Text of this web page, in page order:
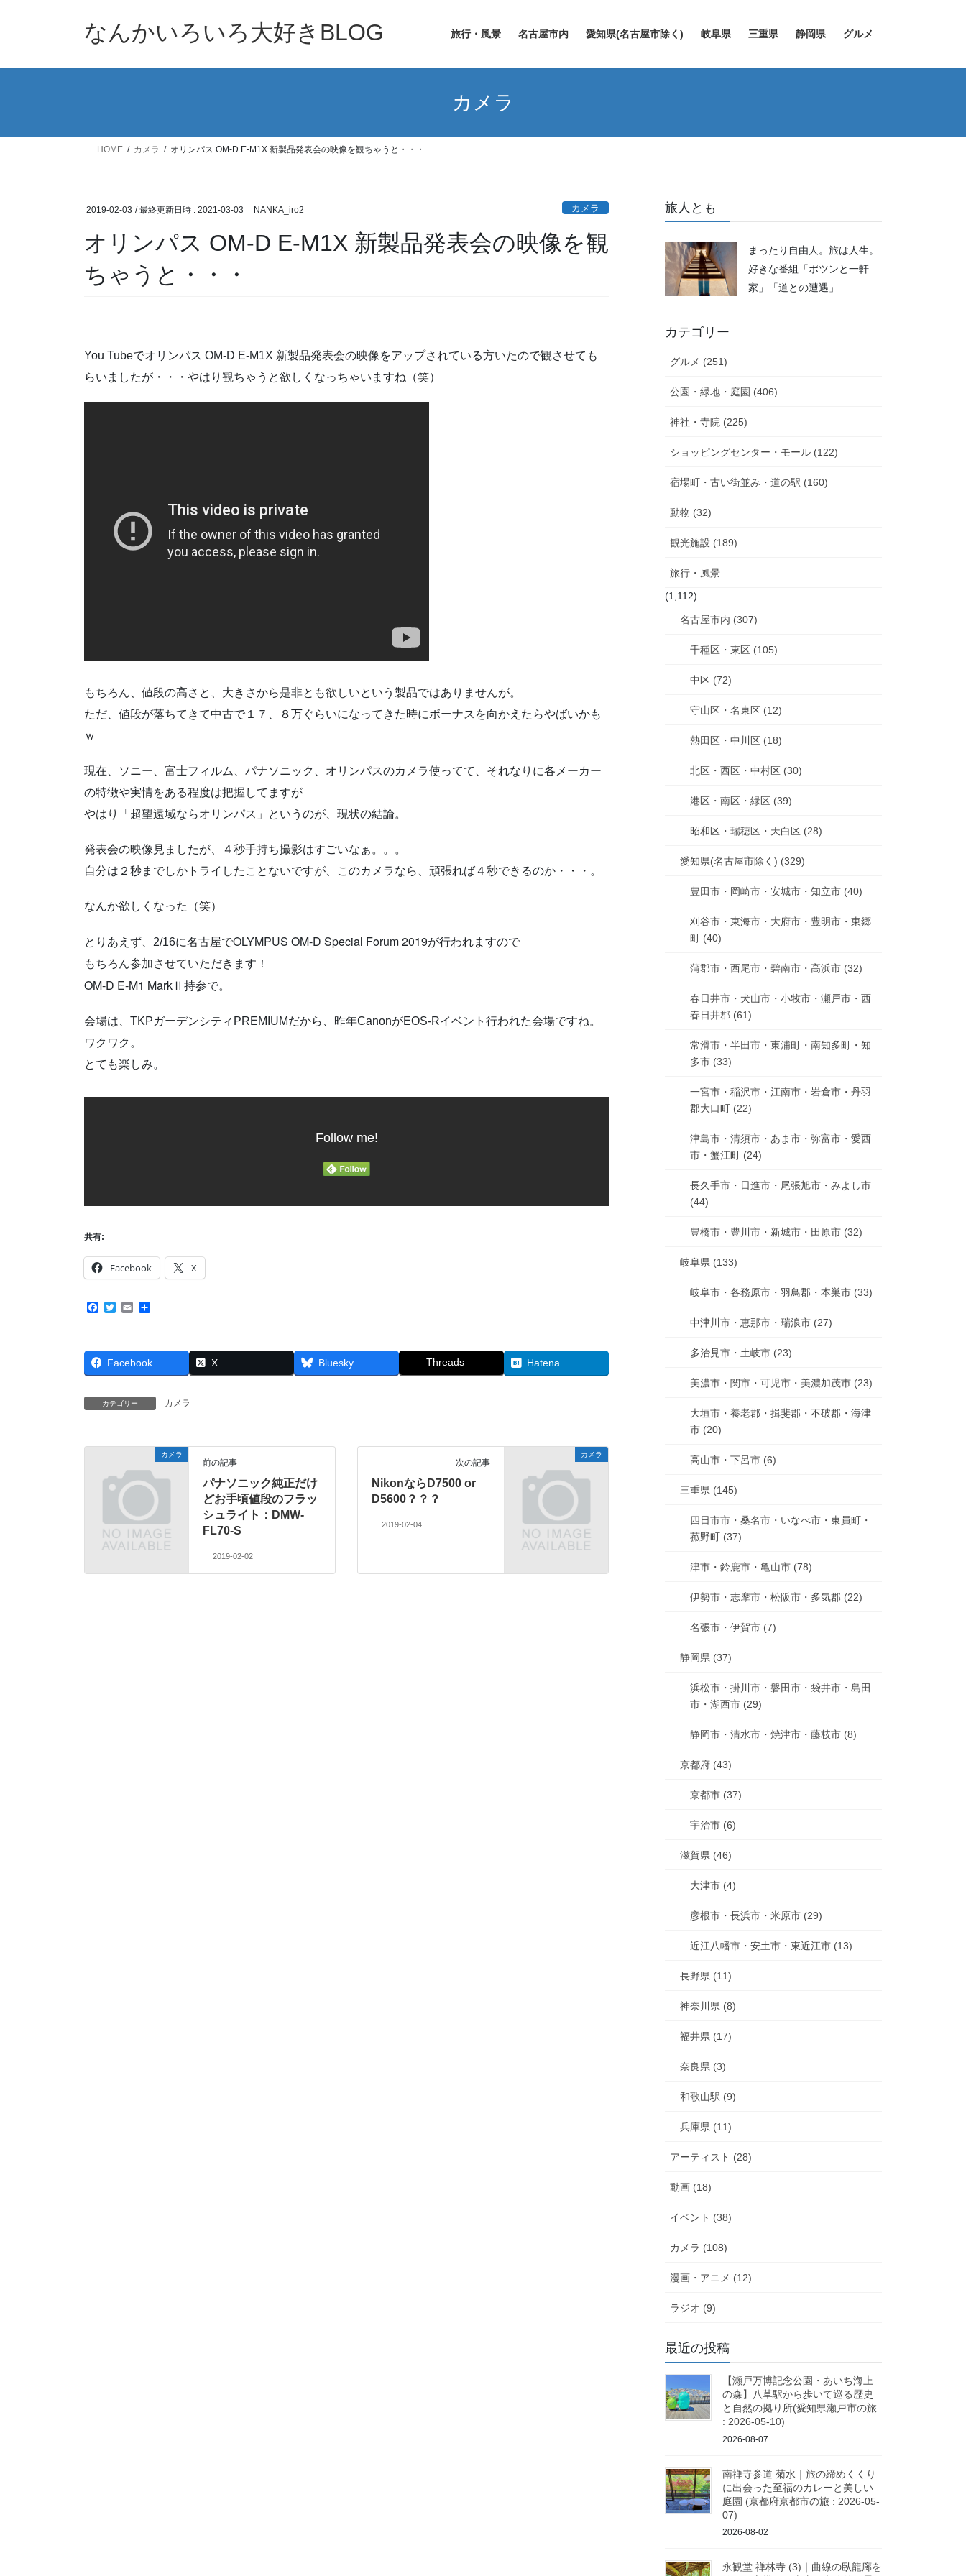
なんかいろいろ大好きBLOG 旅行・風景 名古屋市内 愛知県(名古屋市除く) 岐阜県 三重県 静岡県 グルメ
カメラ
HOME カメラ オリンパス OM-D E-M1X 新製品発表会の映像を観ちゃうと・・・
2019-02-03 / 最終更新日時 : 2021-03-03 NANKA_iro2 カメラ
オリンパス OM-D E-M1X 新製品発表会の映像を観
ちゃうと・・・
You Tubeでオリンパス OM-D E-M1X 新製品発表会の映像をアップされている方いたので観させても
らいましたが・・・やはり観ちゃうと欲しくなっちゃいますね（笑）
もちろん、値段の高さと、大きさから是非とも欲しいという製品ではありませんが。
ただ、値段が落ちてきて中古で１７、８万ぐらいになってきた時にボーナスを向かえたらやばいかも
ｗ
現在、ソニー、富士フィルム、パナソニック、オリンパスのカメラ使ってて、それなりに各メーカー
の特徴や実情をある程度は把握してますが
やはり「超望遠域ならオリンパス」というのが、現状の結論。
発表会の映像見ましたが、４秒手持ち撮影はすごいなぁ。。。
自分は２秒までしかトライしたことないですが、このカメラなら、頑張れば４秒できるのか・・・。
なんか欲しくなった（笑）
とりあえず、2/16に名古屋でOLYMPUS OM-D Special Forum 2019が行われますので
もちろん参加させていただきます！
OM-D E-M1 MarkⅡ持参で。
会場は、TKPガーデンシティ PREMIUMだから、昨年CanonがEOS-Rイベント行われた会場ですね。
ワクワク。
とても楽しみ。
Follow me!
共有:
Facebook X
F
b
o
o
t
e
r
E
l
Facebook X Bluesky Threads Hatena
カテゴリー カメラ
カメラ
前の記事
パナソニック純正だけ
どお手頃値段のフラッ
シュライト：DMW-
FL70‐S
2019-02-02
カメラ
次の記事
NikonならD7500 or
D5600？？？
2019-02-04
旅人とも
まったり自由人。旅は人生。
好きな番組「ポツンと一軒
家」「道との遭遇」
カテゴリー
グルメ (251)
公園・緑地・庭園 (406)
神社・寺院 (225)
ショッピングセンター・モール (122)
宿場町・古い街並み・道の駅 (160)
動物 (32)
観光施設 (189)
旅行・風景
(1,112)
名古屋市内 (307)
千種区・東区 (105)
中区 (72)
守山区・名東区 (12)
熱田区・中川区 (18)
北区・西区・中村区 (30)
港区・南区・緑区 (39)
昭和区・瑞穂区・天白区 (28)
愛知県(名古屋市除く) (329)
豊田市・岡崎市・安城市・知立市 (40)
刈谷市・東海市・大府市・豊明市・東郷
町 (40)
蒲郡市・西尾市・碧南市・高浜市 (32)
春日井市・犬山市・小牧市・瀬戸市・西
春日井郡 (61)
常滑市・半田市・東浦町・南知多町・知
多市 (33)
一宮市・稲沢市・江南市・岩倉市・丹羽
郡大口町 (22)
津島市・清須市・あま市・弥富市・愛西
市・蟹江町 (24)
長久手市・日進市・尾張旭市・みよし市
(44)
豊橋市・豊川市・新城市・田原市 (32)
岐阜県 (133)
岐阜市・各務原市・羽鳥郡・本巣市 (33)
中津川市・恵那市・瑞浪市 (27)
多治見市・土岐市 (23)
美濃市・関市・可児市・美濃加茂市 (23)
大垣市・養老郡・揖斐郡・不破郡・海津
市 (20)
高山市・下呂市 (6)
三重県 (145)
四日市市・桑名市・いなべ市・東員町・
菰野町 (37)
津市・鈴鹿市・亀山市 (78)
伊勢市・志摩市・松阪市・多気郡 (22)
名張市・伊賀市 (7)
静岡県 (37)
浜松市・掛川市・磐田市・袋井市・島田
市・湖西市 (29)
静岡市・清水市・焼津市・藤枝市 (8)
京都府 (43)
京都市 (37)
宇治市 (6)
滋賀県 (46)
大津市 (4)
彦根市・長浜市・米原市 (29)
近江八幡市・安土市・東近江市 (13)
長野県 (11)
神奈川県 (8)
福井県 (17)
奈良県 (3)
和歌山駅 (9)
兵庫県 (11)
アーティスト (28)
動画 (18)
イベント (38)
カメラ (108)
漫画・アニメ (12)
ラジオ (9)
最近の投稿
【瀬戸万博記念公園・あいち海上
の森】八草駅から歩いて巡る歴史
と自然の拠り所(愛知県瀬戸市の旅
: 2026-05-10)
2026-08-07
南禅寺参道 菊水｜旅の締めくくり
に出会った至福のカレーと美しい
庭園 (京都府京都市の旅 : 2026-05-
07)
2026-08-02
永観堂 禅林寺 (3)｜曲線の臥龍廊を